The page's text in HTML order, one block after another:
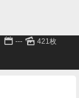
📅 --- 🌄 421枚